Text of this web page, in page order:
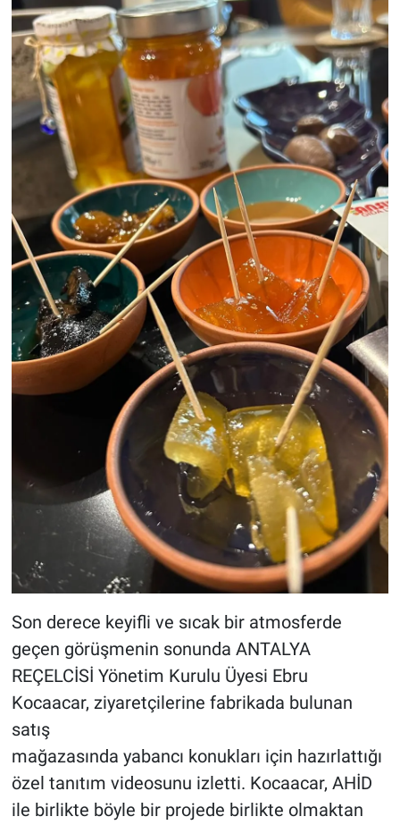
Son derece keyifli ve sıcak bir atmosferde
geçen görüşmenin sonunda ANTALYA
REÇELCİSİ Yönetim Kurulu Üyesi Ebru
Kocaacar, ziyaretçilerine fabrikada bulunan
satış
mağazasında yabancı konukları için hazırlattığı
özel tanıtım videosunu izletti. Kocaacar, AHİD
ile birlikte böyle bir projede birlikte olmaktan